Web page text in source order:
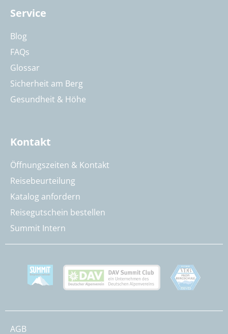
Service
Blog
FAQs
Glossar
Sicherheit am Berg
Gesundheit & Höhe
Kontakt
Öffnungszeiten & Kontakt
Reisebeurteilung
Katalog anfordern
Reisegutschein bestellen
Summit Intern
AGB